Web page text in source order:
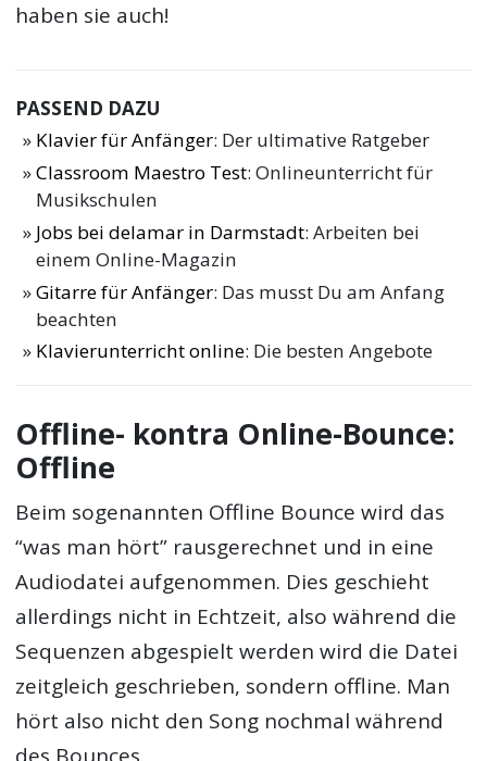
haben sie auch!
PASSEND DAZU
Klavier für Anfänger: Der ultimative Ratgeber
Classroom Maestro Test: Onlineunterricht für
Musikschulen
Jobs bei delamar in Darmstadt: Arbeiten bei
einem Online-Magazin
Gitarre für Anfänger: Das musst Du am Anfang
beachten
Klavierunterricht online: Die besten Angebote
Offline- kontra Online-Bounce:
Offline
Beim sogenannten Offline Bounce wird das
“was man hört” rausgerechnet und in eine
Audiodatei aufgenommen. Dies geschieht
allerdings nicht in Echtzeit, also während die
Sequenzen abgespielt werden wird die Datei
zeitgleich geschrieben, sondern offline. Man
hört also nicht den Song nochmal während